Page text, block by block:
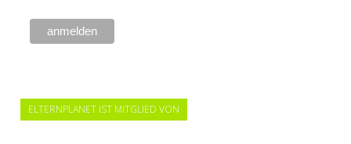
ELTERNPLANET IST MITGLIED VON